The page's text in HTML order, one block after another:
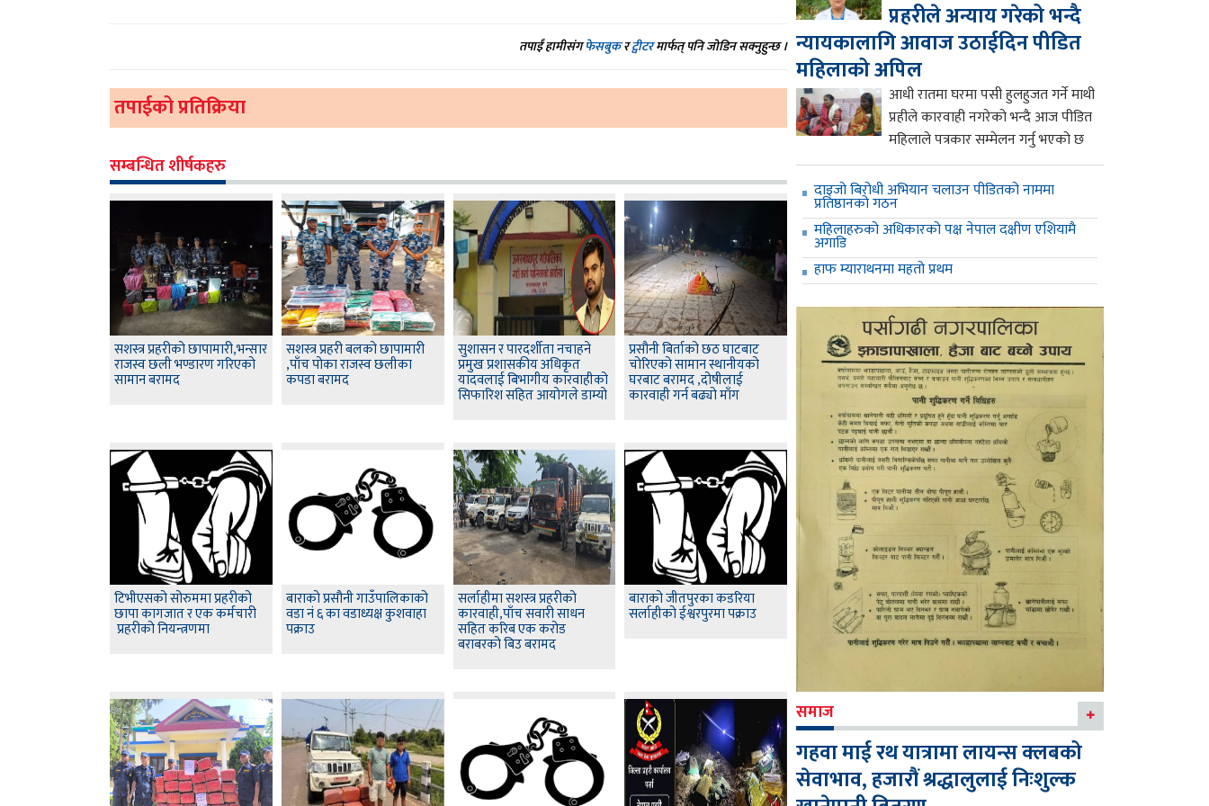
तपाईं हामीसंगफेसबुकरट्वीटरमार्फत् पनि जोडिन सक्नुहुन्छ ।
तपाईको प्रतिक्रिया
सम्बन्धित शीर्षकहरु
सशस्त्र प्रहरीको छापामारी,भन्सार
राजस्व छली भण्डारण गरिएको
सामान बरामद
सशस्त्र प्रहरी बलको छापामारी
,पाँच पोका राजस्व छलीका
कपडा बरामद
सुशासन र पारदर्शीता नचाहने
प्रमुख प्रशासकीय अधिकृत
यादवलाई बिभागीय कारवाहीको
सिफारिश सहित आयोगले डाम्यो
प्रसौनी बिर्ताको छठ घाटबाट
चोरिएको सामान स्थानीयको
घरबाट बरामद ,दोषीलाई
कारवाही गर्न बढ्यो माँग
टिभीएसको सोरुममा प्रहरीको
छापा कागजात र एक कर्मचारी
प्रहरीको नियन्त्रणमा
बाराको प्रसौनी गाउँपालिकाको
वडा नं ६ का वडाध्यक्ष कुशवाहा
पक्राउ
सर्लाहीमा सशस्त्र प्रहरीको
कारवाही,पाँच सवारी साधन
सहित करिब एक करोड
बराबरको बिउ बरामद
बाराको जीतपुरका कडरिया
सर्लाहीको ईश्वरपुरमा पक्राउ
प्रहरीले अन्याय गरेको भन्दै
न्यायकालागि आवाज उठाईदिन पीडित
महिलाको अपिल
आधी रातमा घरमा पसी हुलहुजत गर्ने माथी
प्रहीले कारवाही नगरेको भन्दै आज पीडित
महिलाले पत्रकार सम्मेलन गर्नु भएको छ
दाइजो बिरोधी अभियान चलाउन पीडितको नाममा
प्रतिष्ठानको गठन
महिलाहरुको अधिकारको पक्ष नेपाल दक्षीण एशियामै
अगाडि
हाफ म्याराथनमा महतो प्रथम
समाज
गहवा माई रथ यात्रामा लायन्स क्लबको
सेवाभाव, हजारौं श्रद्धालुलाई निःशुल्क